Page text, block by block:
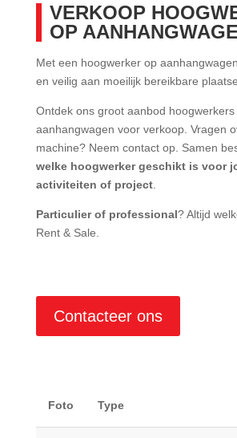
VERKOOP
OP
Met een hoogwerker op
en veilig aan moeilijk bereikbare
Ontdek ons groot aanbod hoogwerkers
aanhangwagen voor verkoop. Vragen
machine? Neem contact op. Samen
welke hoogwerker geschikt is voor
activiteiten of project.
Particulier of professional? Altijd
Rent & Sale.
Contacteer ons
Foto Type